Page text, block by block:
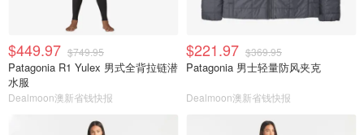
$449.97 $749.95
Patagonia R1 Yulex 男式全背拉链潜
水服
Dealmoon澳新省钱快报
$221.97 $369.95
Patagonia 男士轻量防风夹克
Dealmoon澳新省钱快报